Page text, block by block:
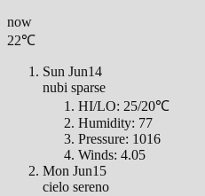
now
22℃
Sun Jun14
nubi sparse
HI/LO: 25/20℃
Humidity: 77
Pressure: 1016
Winds: 4.05
Mon Jun15
cielo sereno